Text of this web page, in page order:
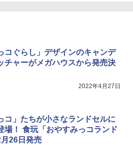
コぐらし」デザインのキャンデ
チャーがメガハウスから発売決
2022年4月27日
コ」たちが小さなランドセルに
場！ 食玩「おやすみっコランド
26日発売